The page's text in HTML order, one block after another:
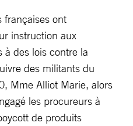
françaises ont
instruction aux
à des lois contre la
des militants du
Mme Alliot Marie, alors
les procureurs à
de produits